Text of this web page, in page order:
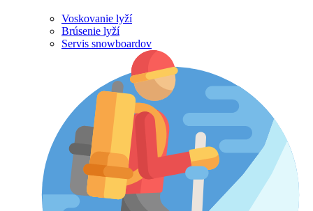
Voskovanie lyží
Brúsenie lyží
Servis snowboardov